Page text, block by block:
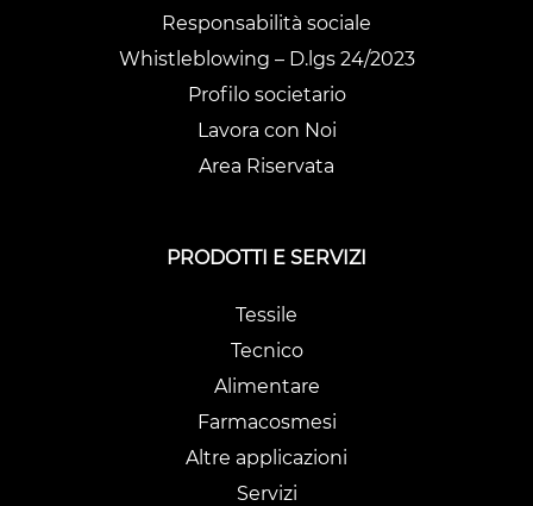
Responsabilità sociale
Whistleblowing – D.lgs 24/2023
Profilo societario
Lavora con Noi
Area Riservata
PRODOTTI E SERVIZI
Tessile
Tecnico
Alimentare
Farmacosmesi
Altre applicazioni
Servizi